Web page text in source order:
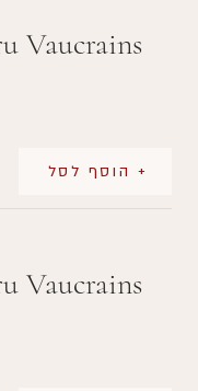
Vaucrains
+ הוסף לסל
Vaucrains